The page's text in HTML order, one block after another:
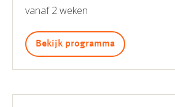
vanaf 2 weken
Bekijk programma